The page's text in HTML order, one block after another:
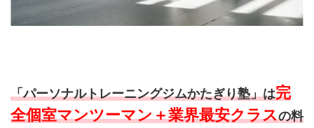
「パーソナルトレーニングジムかたぎり塾」は完
全個室マンツーマン＋業界最安クラスの料